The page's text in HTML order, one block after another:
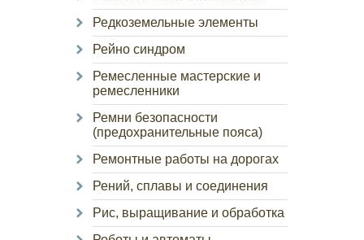
Редкоземельные элементы
Рейно синдром
Ремесленные мастерские и
ремесленники
Ремни безопасности
(предохранительные пояса)
Ремонтные работы на дорогах
Рений, сплавы и соединения
Рис, выращивание и обработка